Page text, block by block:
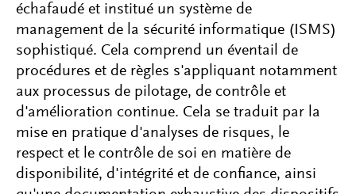
échafaudé et institué un système de
management de la sécurité informatique (ISMS)
sophistiqué. Cela comprend un éventail de
procédures et de règles s'appliquant notamment
aux processus de pilotage, de contrôle et
d'amélioration continue. Cela se traduit par la
mise en pratique d'analyses de risques, le
respect et le contrôle de soi en matière de
disponibilité, d'intégrité et de confiance, ainsi